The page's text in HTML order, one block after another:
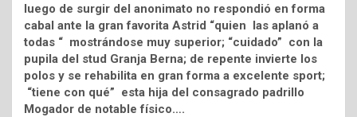
luego de surgir del anonimato no respondió en forma
cabal ante la gran favorita Astrid “quien las aplanó a
todas “ mostrándose muy superior; “cuidado” con la
pupila del stud Granja Berna; de repente invierte los
polos y se rehabilita en gran forma a excelente sport;
“tiene con qué” esta hija del consagrado padrillo
Mogador de notable físico….